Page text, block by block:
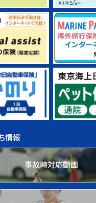
情報
事故時対応動画